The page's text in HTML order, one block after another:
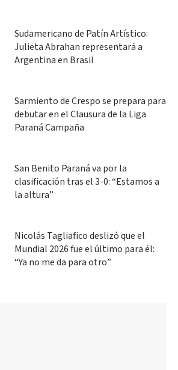
Sudamericano de Patín Artístico:
Julieta Abrahan representará a
Argentina en Brasil
Sarmiento de Crespo se prepara para
debutar en el Clausura de la Liga
Paraná Campaña
San Benito Paraná va por la
clasificación tras el 3-0: “Estamos a
la altura”
Nicolás Tagliafico deslizó que el
Mundial 2026 fue el último para él:
“Ya no me da para otro”